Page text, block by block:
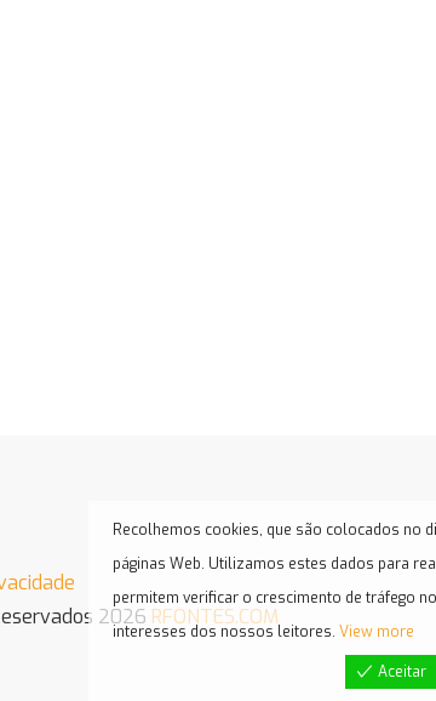
2026 RFONTES.COM
Recolhemos cookies, que são colocados no
páginas Web. Utilizamos estes dados para
permitem verificar o crescimento de tráfego
interesses dos nossos leitores. View more
Aceitar